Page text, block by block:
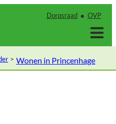
Dorpsraad OVP
Wonen in Princenhage